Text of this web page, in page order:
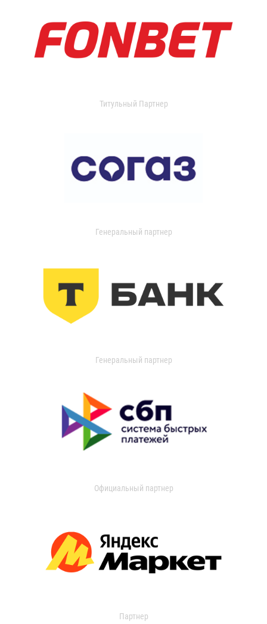
Титульный Партнер
Генеральный партнер
Генеральный партнер
Официальный партнер
Партнер